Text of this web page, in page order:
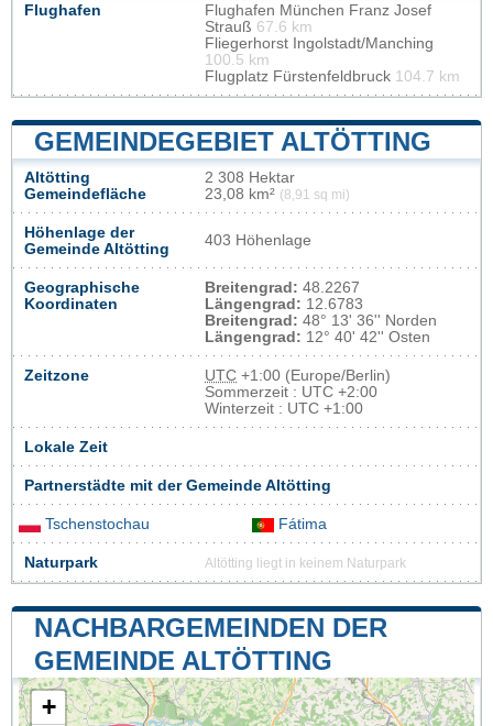
Flughafen
Flughafen München Franz Josef
Strauß 67.6 km
Fliegerhorst Ingolstadt/Manching
100.5 km
Flugplatz Fürstenfeldbruck 104.7 km
GEMEINDEGEBIET ALTÖTTING
Altötting
Gemeindefläche
2 308 Hektar
23,08 km² (8,91 sq mi)
Höhenlage der
Gemeinde Altötting
403 Höhenlage
Geographische
Koordinaten
Breitengrad: 48.2267
Längengrad: 12.6783
Breitengrad: 48° 13' 36'' Norden
Längengrad: 12° 40' 42'' Osten
Zeitzone UTC +1:00 (Europe/Berlin)
Sommerzeit : UTC +2:00
Winterzeit : UTC +1:00
Lokale Zeit
Partnerstädte mit der Gemeinde Altötting
Tschenstochau Fátima
Naturpark Altötting liegt in keinem Naturpark
NACHBARGEMEINDEN DER
GEMEINDE ALTÖTTING
+